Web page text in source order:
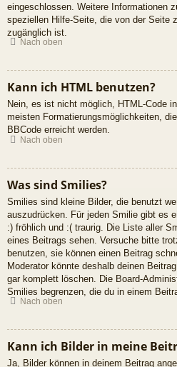
eingeschlossen. Weitere Informationen
speziellen Hilfe-Seite, die von der Seite
zugänglich ist.
Nach oben
Kann ich HTML benutzen?
Nein, es ist nicht möglich, HTML-Code
meisten Formatierungsmöglichkeiten,
BBCode erreicht werden.
Nach oben
Was sind Smilies?
Smilies sind kleine Bilder, die benutzt
auszudrücken. Für jeden Smilie gibt es
:) fröhlich und :( traurig. Die Liste aller
eines Beitrags sehen. Versuche bitte
benutzen, sie können einen Beitrag
Moderator könnte deshalb deinen
gar komplett löschen. Die Board-
Smilies begrenzen, die du in einem
Nach oben
Kann ich Bilder in meine
Ja, Bilder können in deinem Beitrag